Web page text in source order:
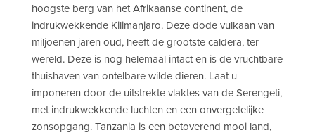
hoogste berg van het Afrikaanse continent, de
indrukwekkende Kilimanjaro. Deze dode vulkaan van
miljoenen jaren oud, heeft de grootste caldera, ter
wereld. Deze is nog helemaal intact en is de vruchtbare
thuishaven van ontelbare wilde dieren. Laat u
imponeren door de uitstrekte vlaktes van de Serengeti,
met indrukwekkende luchten en een onvergetelijke
zonsopgang. Tanzania is een betoverend mooi land,